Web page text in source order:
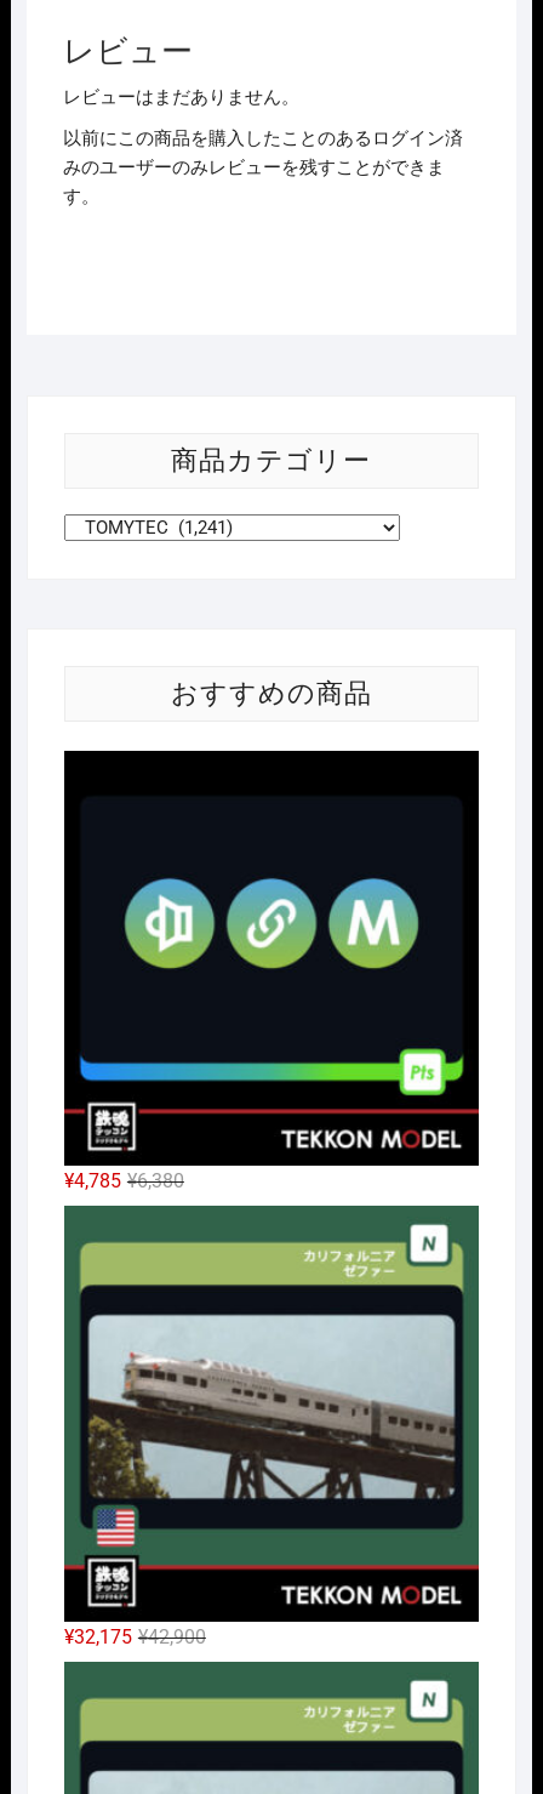
レビュー
レビューはまだありません。
以前にこの商品を購入したことのあるログイン済
みのユーザーのみレビューを残すことができま
す。
商品カテゴリー
おすすめの商品
¥6,380元
の
価
で
し
た。
¥4,785
現
在
の
¥4,785
で
す。
¥42,900元
の
価
¥32,175
現
在
の